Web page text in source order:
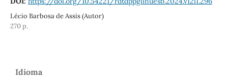
Lécio Barbosa de Assis (Autor)
270 p.
Idioma